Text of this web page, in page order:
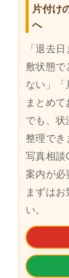
片付け
へ
「退去
敷状態で
ない」「
まとめ
でも、状
整理でき
写真相談
案内が必
まずは
い。